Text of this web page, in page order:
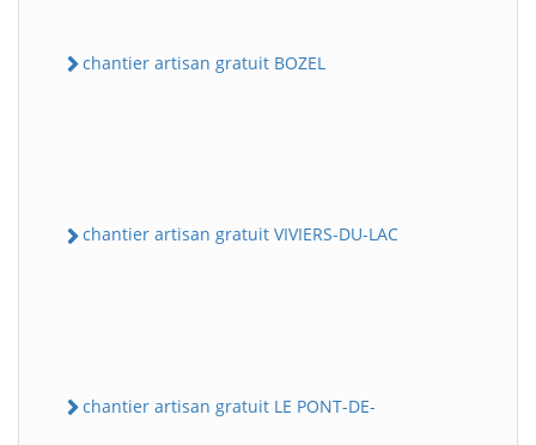
chantier artisan gratuit BOZEL
chantier artisan gratuit VIVIERS-DU-LAC
chantier artisan gratuit LE PONT-DE-